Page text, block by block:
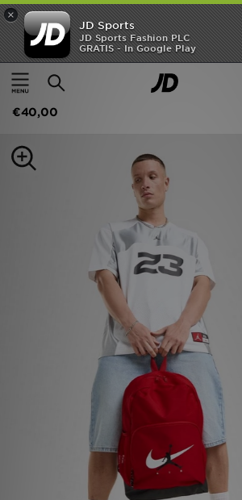
×
JD Sports
JD Sports Fashion PLC
GRATIS - In Google Play
Thuis
Vrouwen Damesaccessoires
Jordan Swoosh Air Backpack
€40,00
New In
Heren
Collecties
Download de app
Bestelling Traceren